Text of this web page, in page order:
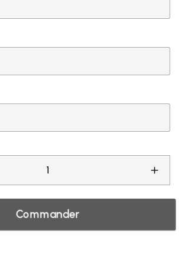
Commander